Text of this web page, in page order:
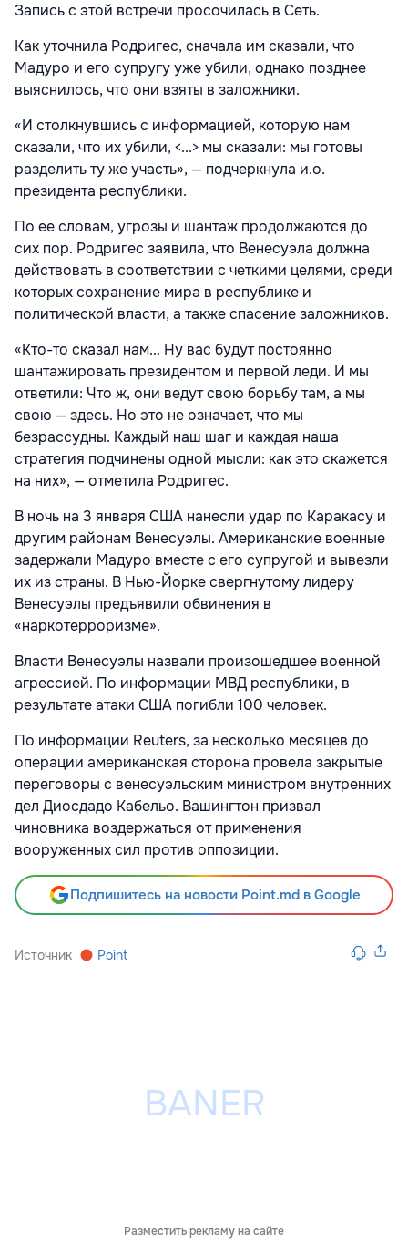
Запись с этой встречи просочилась в Сеть.
Как уточнила Родригес, сначала им сказали, что
Мадуро и его супругу уже убили, однако позднее
выяснилось, что они взяты в заложники.
«И столкнувшись с информацией, которую нам
сказали, что их убили, <...> мы сказали: мы готовы
разделить ту же участь», — подчеркнула и.о.
президента республики.
По ее словам, угрозы и шантаж продолжаются до
сих пор. Родригес заявила, что Венесуэла должна
действовать в соответствии с четкими целями, среди
которых сохранение мира в республике и
политической власти, а также спасение заложников.
«Кто-то сказал нам... Ну вас будут постоянно
шантажировать президентом и первой леди. И мы
ответили: Что ж, они ведут свою борьбу там, а мы
свою — здесь. Но это не означает, что мы
безрассудны. Каждый наш шаг и каждая наша
стратегия подчинены одной мысли: как это скажется
на них», — отметила Родригес.
В ночь на 3 января США нанесли удар по Каракасу и
другим районам Венесуэлы. Американские военные
задержали Мадуро вместе с его супругой и вывезли
их из страны. В Нью-Йорке свергнутому лидеру
Венесуэлы предъявили обвинения в
«наркотерроризме».
Власти Венесуэлы назвали произошедшее военной
агрессией. По информации МВД республики, в
результате атаки США погибли 100 человек.
По информации Reuters, за несколько месяцев до
операции американская сторона провела закрытые
переговоры с венесуэльским министром внутренних
дел Диосдадо Кабельо. Вашингтон призвал
чиновника воздержаться от применения
вооруженных сил против оппозиции.
Подпишитесь на новости Point.md в Google
Источник Point
Разместить рекламу на сайте